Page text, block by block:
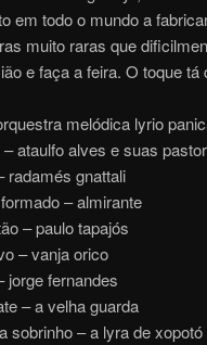
em todo o mundo a
muito raras que
e faça a feira. O toque
melódica lyrio
ataulfo alves e suas
gnattali
– almirante
– paulo tapajós
– vanja orico
jorge fernandes
– a velha guarda
sobrinho – a lyra de xopotó